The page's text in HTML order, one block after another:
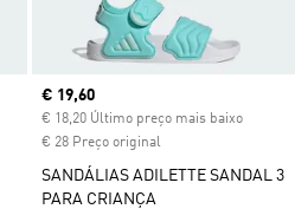
Discount
Current price
€ 19,60
€ 18,20 Último preço mais baixo
€ 28 Preço original
SANDÁLIAS ADILETTE SANDAL 3
PARA CRIANÇA